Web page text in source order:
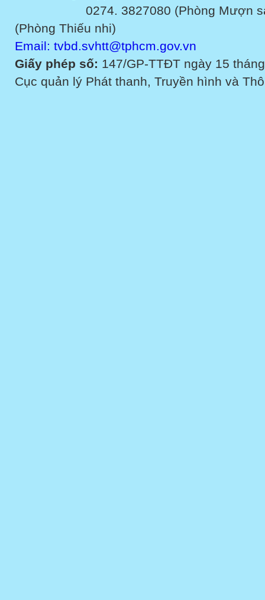
0274. 3827080 (Phòng Mượn sách
(Phòng Thiếu nhi)
Email: tvbd.svhtt@tphcm.gov.vn
Giấy phép số: 147/GP-TTĐT ngày 15
Cục quản lý Phát thanh, Truyền hình và